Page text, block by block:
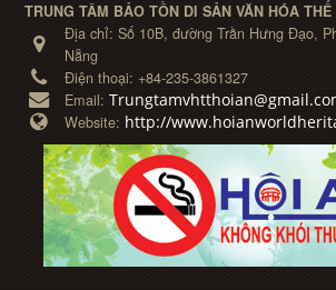
TRUNG TÂM BẢO TỒN DI SẢN VĂN HÓA
Địa chỉ:Số 10B, đường Trần Hưng Đạo,
Nẵng
Điện thoại: +84-235-3861327
Email:
Website: http://